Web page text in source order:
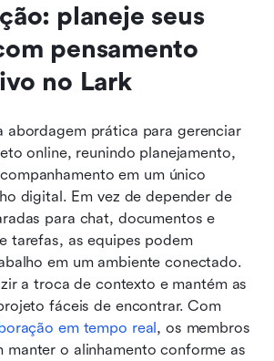
planeje seus
pensamento
no Lark
abordagem prática para gerenciar
online, reunindo planejamento,
em um único
digital. Em vez de depender de
para chat, documentos e
tarefas, as equipes podem
em um ambiente conectado.
a troca de contexto e mantém as
informações do projeto fáceis de encontrar. Com
em tempo real, os membros
manter o alinhamento conforme as